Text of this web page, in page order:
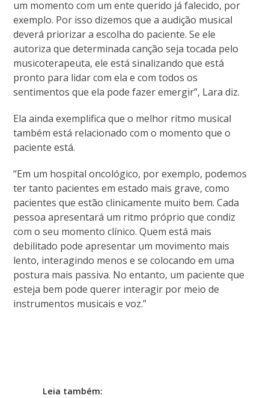
um momento com um ente querido já falecido, por
exemplo. Por isso dizemos que a audição musical
deverá priorizar a escolha do paciente. Se ele
autoriza que determinada canção seja tocada pelo
musicoterapeuta, ele está sinalizando que está
pronto para lidar com ela e com todos os
sentimentos que ela pode fazer emergir”, Lara diz.
Ela ainda exemplifica que o melhor ritmo musical
também está relacionado com o momento que o
paciente está.
“Em um hospital oncológico, por exemplo, podemos
ter tanto pacientes em estado mais grave, como
pacientes que estão clinicamente muito bem. Cada
pessoa apresentará um ritmo próprio que condiz
com o seu momento clínico. Quem está mais
debilitado pode apresentar um movimento mais
lento, interagindo menos e se colocando em uma
postura mais passiva. No entanto, um paciente que
esteja bem pode querer interagir por meio de
instrumentos musicais e voz.”
Leia também: